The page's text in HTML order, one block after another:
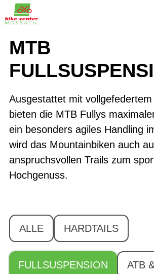
MTB
Ausgestattet mit
bieten die MTB Fullys
ein besonders agiles Handling
wird das Mountainbiken auch
anspruchsvollen Trails zum
Hochgenuss.
ALLE HARDTAILS
FULLSUSPENSION ATB